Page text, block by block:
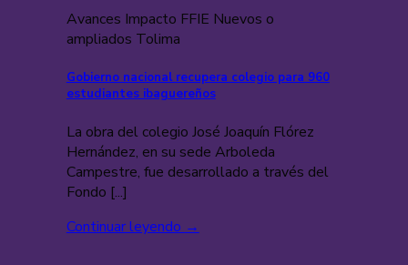
Avances Impacto FFIE Nuevos o
ampliados Tolima
Gobierno nacional recupera colegio para 960
estudiantes ibaguereños
La obra del colegio José Joaquín Flórez
Hernández, en su sede Arboleda
Campestre, fue desarrollado a través del
Fondo [...]
Continuar leyendo →